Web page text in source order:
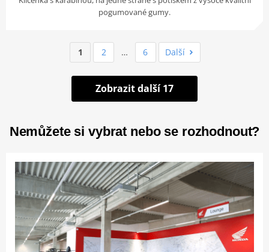
pogumované gumy.
1 2 … 6 Další
Zobrazit další 17
Nemůžete si vybrat nebo se rozhodnout?